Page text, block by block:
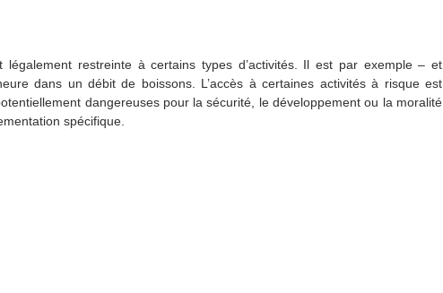
légalement restreinte à certains types d’activités. Il est par exemple – et
dans un débit de boissons. L’accès à certaines activités à risque est
dangereuses pour la sécurité, le développement ou la moralité
spécifique.